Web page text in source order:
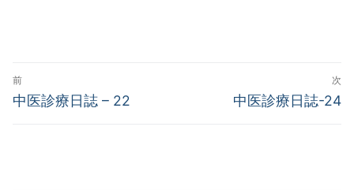
投
稿
前
前
中医診療日誌 – 22
次
次
中医診療日誌-24